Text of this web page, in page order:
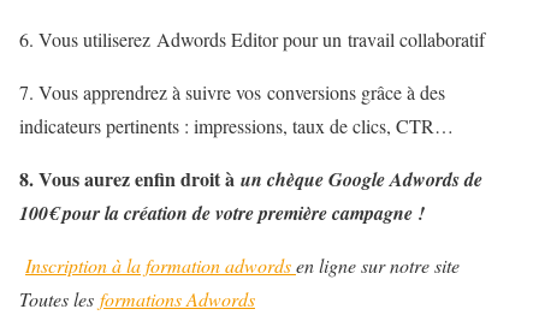
6. Vous utiliserez Adwords Editor pour un travail collaboratif
7. Vous apprendrez à suivre vos conversions grâce à des
indicateurs pertinents : impressions, taux de clics, CTR…
8. Vous aurez enfin droit à un chèque Google Adwords de
100€ pour la création de votre première campagne !
Inscription à la formation adwordsen ligne sur notre site
Toutes les formations Adwords